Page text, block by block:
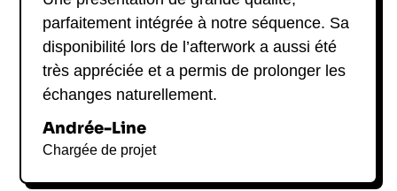
parfaitement intégrée à notre séquence. Sa
disponibilité lors de l’afterwork a aussi été
très appréciée et a permis de prolonger les
échanges naturellement.
Andrée-Line
Chargée de projet